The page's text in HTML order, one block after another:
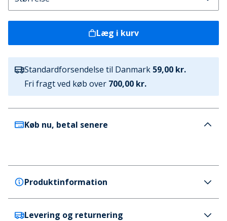
Læg i kurv
Standardforsendelse til Danmark 59,00 kr.
Fri fragt ved køb over 700,00 kr.
Køb nu, betal senere
Produktinformation
Brave Soul
Levering og returnering